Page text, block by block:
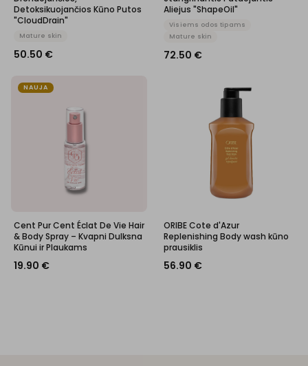
Detoksikuojančios Kūno Putos
"CloudDrain"
Mature skin
50.50 €
Aliejus "ShapeOil"
Visiems odos tipams
Mature skin
72.50 €
NAUJA
Cent Pur Cent Éclat De Vie Hair
& Body Spray – Kvapni Dulksna
Kūnui ir Plaukams
19.90 €
ORIBE Cote d'Azur
Replenishing Body wash kūno
prausiklis
56.90 €